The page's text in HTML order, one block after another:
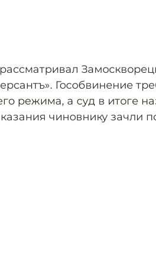
Гособвинение
режима, а суд в итоге
чиновнику зачли